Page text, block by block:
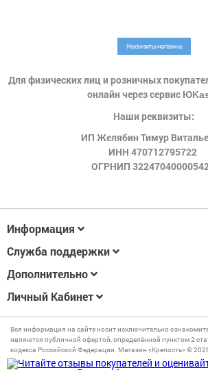
Для физических лиц и розничных
онлайн через сервис
Наши реквизиты:
ИП Желябин Тимур
ИНН 470712795722
ОГРНИП
Информация
Служба поддержки
Дополнительно
Личный Кабинет
Вся информация на сайте носит исключительно
являются публичной офертой, определённой пунктом 2
кодекса Российской Федерации. Магазин «Крепость» ©